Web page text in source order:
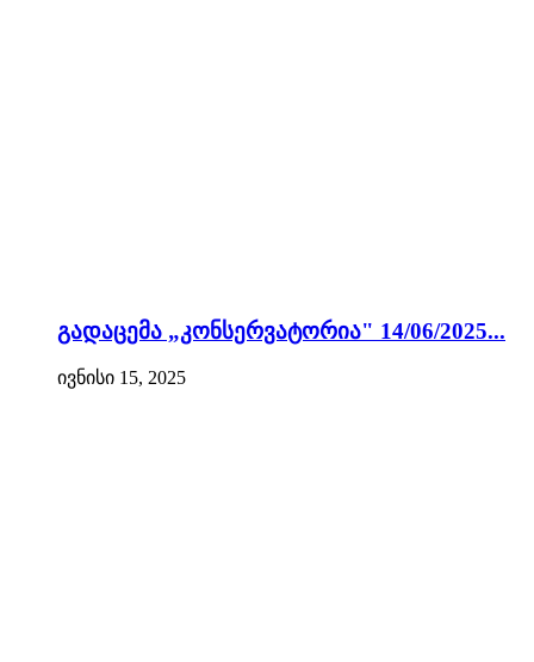
გადაცემა „კონსერვატორია" 14/06/2025...
ივნისი 15, 2025